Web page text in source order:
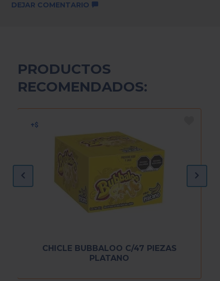
DEJAR COMENTARIO
PRODUCTOS
RECOMENDADOS:
CHICLE BUBBALOO C/47 PIEZAS
PLATANO